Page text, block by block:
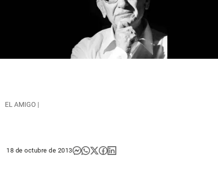
EL AMIGO |
18 de octubre de 2013